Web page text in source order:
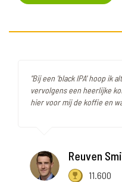
"Bij een 'black IPA' hoop ik
vervolgens een heerlijke
hier voor mij de koffie en
Reuven
11.600